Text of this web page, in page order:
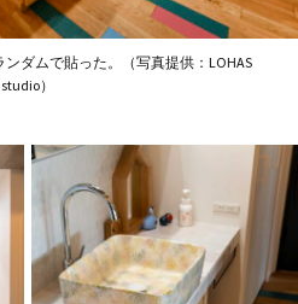
ダムで貼った。（写真提供：LOHAS
studio）